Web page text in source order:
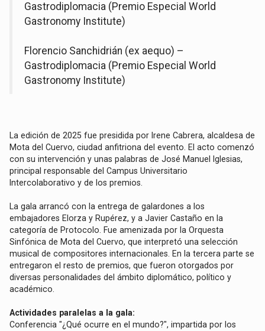
Gastrodiplomacia (Premio Especial World
Gastronomy Institute)
Florencio Sanchidrián (ex aequo) –
Gastrodiplomacia (Premio Especial World
Gastronomy Institute)
La edición de 2025 fue presidida por Irene Cabrera, alcaldesa de
Mota del Cuervo, ciudad anfitriona del evento. El acto comenzó
con su intervención y unas palabras de José Manuel Iglesias,
principal responsable del Campus Universitario
Intercolaborativo y de los premios.
La gala arrancó con la entrega de galardones a los
embajadores Elorza y Rupérez, y a Javier Castaño en la
categoría de Protocolo. Fue amenizada por la Orquesta
Sinfónica de Mota del Cuervo, que interpretó una selección
musical de compositores internacionales. En la tercera parte se
entregaron el resto de premios, que fueron otorgados por
diversas personalidades del ámbito diplomático, político y
académico.
Actividades paralelas a la gala:
Conferencia "¿Qué ocurre en el mundo?", impartida por los